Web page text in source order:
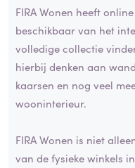
FIRA Wonen heeft
beschikbaar van het
volledige collectie
hierbij denken aan
kaarsen en nog veel
wooninterieur.
FIRA Wonen is niet
van de fysieke winkels